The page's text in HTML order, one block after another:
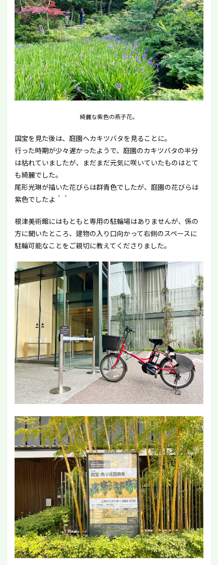
綺麗な紫色の燕子花。
国宝を見た後は、庭園へカキツバタを見ることに。
行った時期が少々遅かったようで、庭園のカキツバタの半分
は枯れていましたが、まだまだ元気に咲いていたものはとて
も綺麗でした。
尾形光琳が描いた花びらは群青色でしたが、庭園の花びらは
紫色でしたよ＾＾
根津美術館にはもともと専用の駐輪場はありませんが、係の
方に聞いたところ、建物の入り口向かって右側のスペースに
駐輪可能なことをご親切に教えてくださりました。